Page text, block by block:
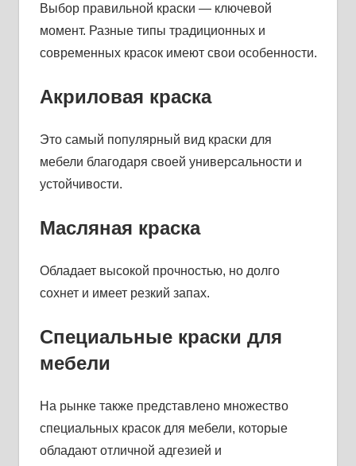
Выбор правильной краски — ключевой
момент. Разные типы традиционных и
современных красок имеют свои особенности.
Акриловая краска
Это самый популярный вид краски для
мебели благодаря своей универсальности и
устойчивости.
Масляная краска
Обладает высокой прочностью, но долго
сохнет и имеет резкий запах.
Специальные краски для
мебели
На рынке также представлено множество
специальных красок для мебели, которые
обладают отличной адгезией и